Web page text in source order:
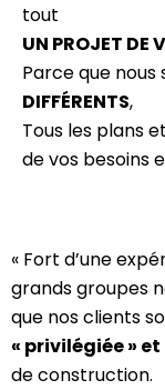
tout
UN PROJET DE
Parce que
DIFFÉRENTS,
Tous les plans
de vos besoins
« Fort d’une
grands groupes
que nos clients
« privilégiée »
de construction.